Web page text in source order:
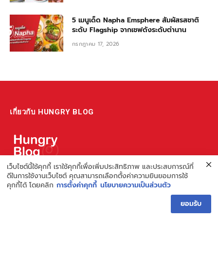
5 เมนูเด็ด Napha Emsphere สัมผัสรสชาติ
ระดับ Flagship จากเชฟดังระดับตำนาน
กรกฎาคม 17, 2026
เกี่ยวกับ HUNGRY BLOG
แหล่งรวมข้อมูล ข่าวสาร เกี่ยวกับร้านอาหารและเรื่องกิน ไม่ว่าจะเป็น
รีวิว ชี้เป้า รวมถึงความรู้ต่างๆ ที่เราอยากแชร์!
ไม่พอ เรายังมีความรู้เกี่ยวกับการทำร้านอาหาร เพื่อผู้ประกอบการ ที่
เว็บไซต์นี้ใช้คุกกี้ เราใช้คุกกี้เพื่อเพิ่มประสิทธิภาพ และประสบการณ์ที่
ดีในการใช้งานเว็บไซต์ คุณสามารถเลือกตั้งค่าความยินยอมการใช้
คุกกี้ได้ โดยคลิก การตั้งค่าคุกกี้ นโยบายความเป็นส่วนตัว
ยอมรับ